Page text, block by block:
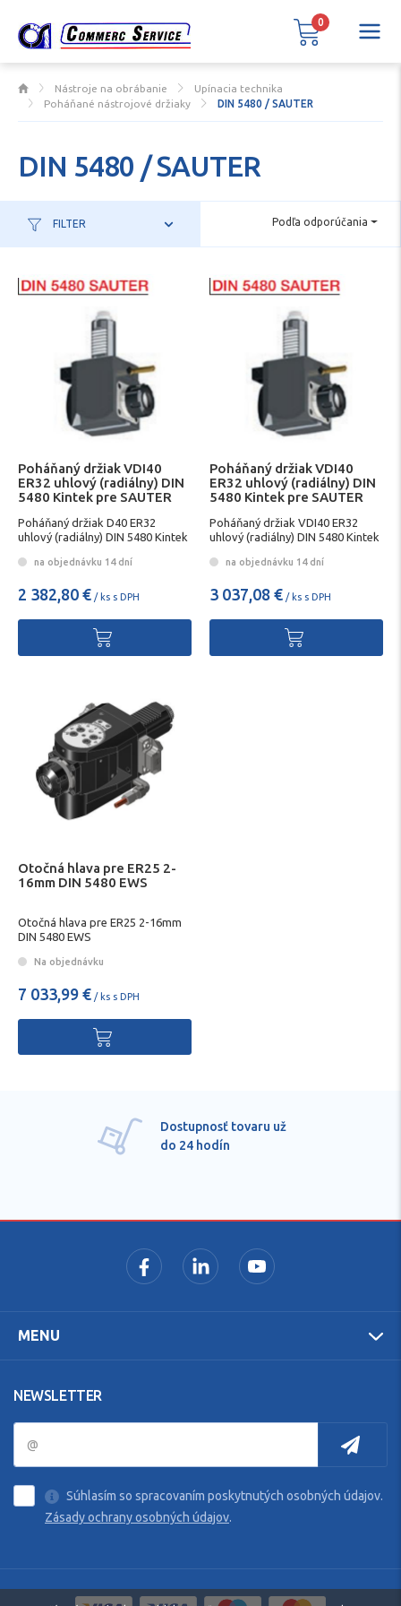
Nástroje na obrábanie
Upínacia technika
Poháňané nástrojové držiaky
DIN 5480 / SAUTER
DIN 5480 / SAUTER
FILTER Podľa odporúčania
Poháňaný držiak VDI40
ER32 uhlový (radiálny) DIN
5480 Kintek pre SAUTER
Poháňaný držiak D40 ER32
uhlový (radiálny) DIN 5480 Kintek
na objednávku 14 dní
2 382,80 € / ks s DPH
Poháňaný držiak VDI40
ER32 uhlový (radiálny) DIN
5480 Kintek pre SAUTER
Poháňaný držiak VDI40 ER32
uhlový (radiálny) DIN 5480 Kintek
na objednávku 14 dní
3 037,08 € / ks s DPH
Otočná hlava pre ER25 2-
16mm DIN 5480 EWS
Otočná hlava pre ER25 2-16mm
DIN 5480 EWS
Na objednávku
7 033,99 € / ks s DPH
Dostupnosť tovaru už
do 24 hodín
MENU
NEWSLETTER
Súhlasím so spracovaním poskytnutých osobných údajov.
Zásady ochrany osobných údajov.
0